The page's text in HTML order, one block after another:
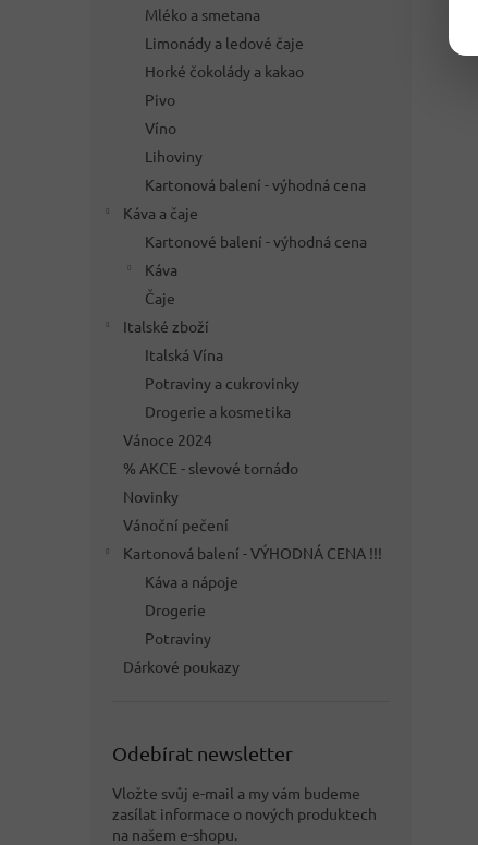
Mléko a smetana
Limonády a ledové čaje
Horké čokolády a kakao
Pivo
Víno
Lihoviny
Kartonová balení - výhodná cena
Káva a čaje
Kartonové balení - výhodná cena
Káva
Čaje
Italské zboží
Italská Vína
Potraviny a cukrovinky
Drogerie a kosmetika
Vánoce 2024
% AKCE - slevové tornádo
Novinky
Vánoční pečení
Kartonová balení - VÝHODNÁ CENA !!!
Káva a nápoje
Drogerie
Potraviny
Dárkové poukazy
Odebírat newsletter
Vložte svůj e-mail a my vám budeme
zasílat informace o nových produktech
na našem e-shopu.